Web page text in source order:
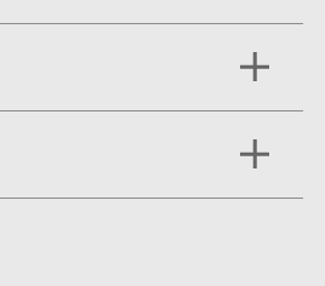
や施設などで最も多く採用さ